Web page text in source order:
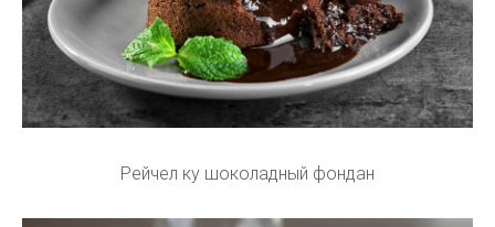
Рейчел ку шоколадный фондан